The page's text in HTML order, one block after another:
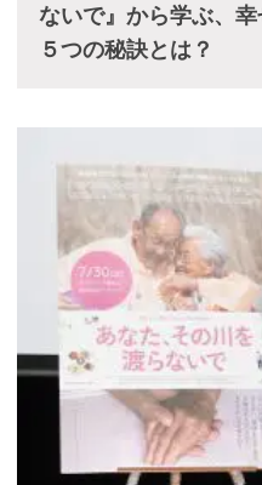
ないで』から学ぶ、
５つの秘訣とは？